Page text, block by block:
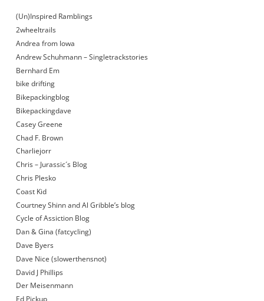
(Un)Inspired Ramblings
2wheeltrails
Andrea from Iowa
Andrew Schuhmann – Singletrackstories
Bernhard Em
bike drifting
Bikepackingblog
Bikepackingdave
Casey Greene
Chad F. Brown
Charliejorr
Chris – Jurassic´s Blog
Chris Plesko
Coast Kid
Courtney Shinn and Al Gribble’s blog
Cycle of Assiction Blog
Dan & Gina (fatcycling)
Dave Byers
Dave Nice (slowerthensnot)
David J Phillips
Der Meisenmann